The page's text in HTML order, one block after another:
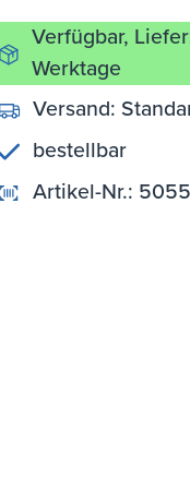
Verfügbar,
Werktage
Versand:
bestellbar
Artikel-Nr.: